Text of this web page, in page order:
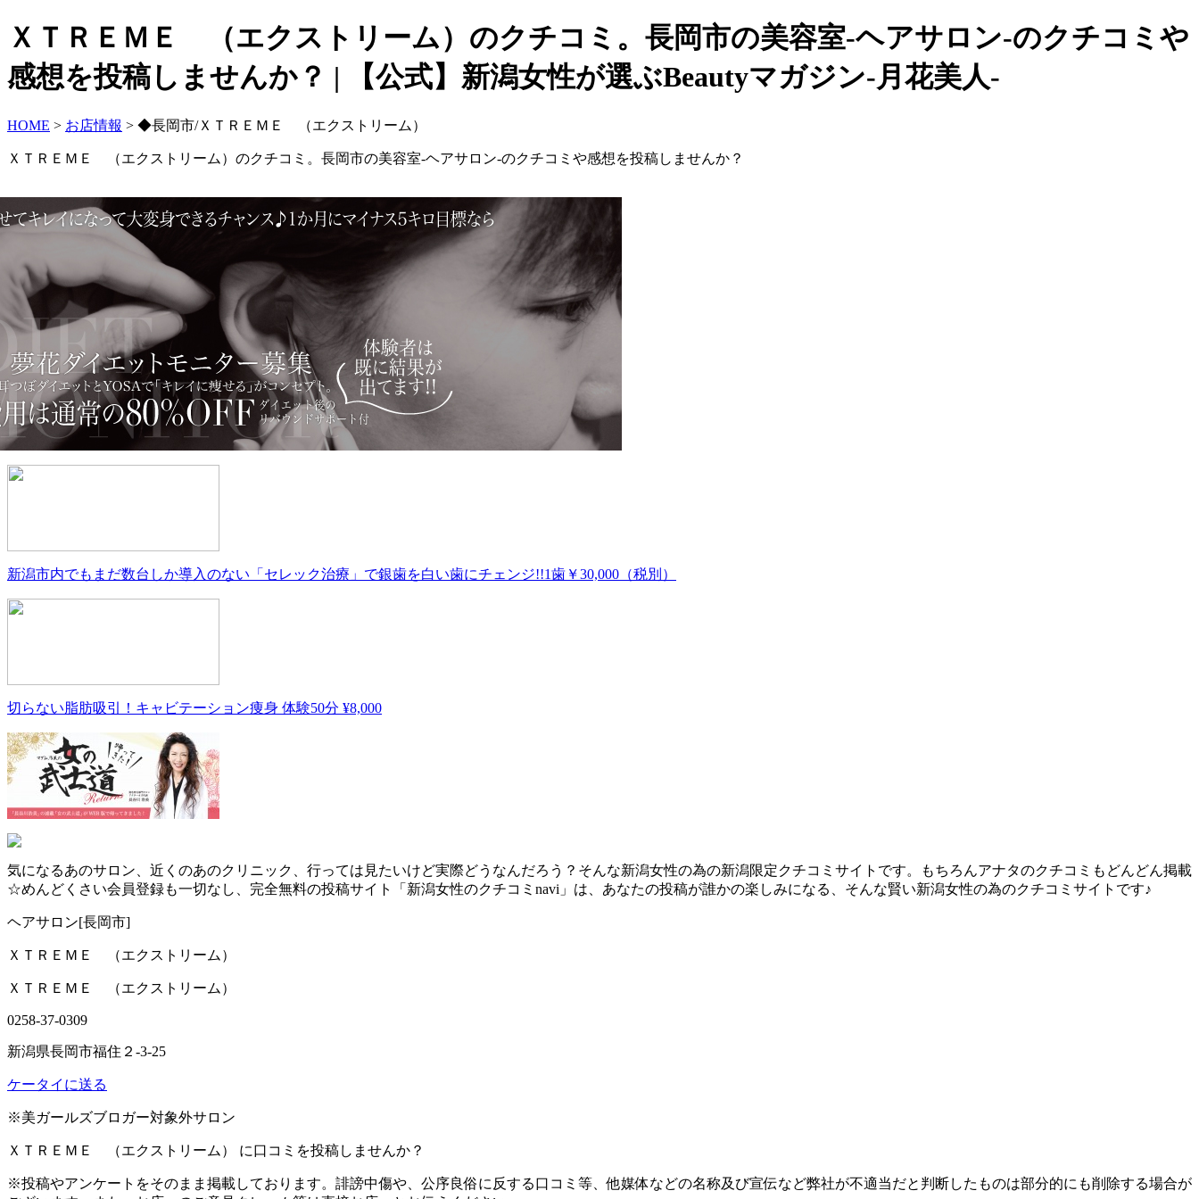
ＸＴＲＥＭＥ （エクストリーム）のクチコミ。長岡市の美容室-ヘアサロン-のクチコミや
感想を投稿しませんか？ | 【公式】新潟女性が選ぶBeautyマガジン-月花美人-
HOME > お店情報 > ◆長岡市/ＸＴＲＥＭＥ （エクストリーム）
ＸＴＲＥＭＥ （エクストリーム）のクチコミ。長岡市の美容室-ヘアサロン-のクチコミや感想を投稿しませんか？
アクアシステム実績…全国2位!! 矯正と同時にホワイトニングも!!「アクアシステム」￥100,000
温活」で心も身体も元気に!!ベビ♡待ちコース 80分通常¥4,800→初回¥3,800
新潟市内でもまだ数台しか導入のない「セレック治療」で銀歯を白い歯にチェンジ!!1歯￥30,000（税別）
切らない脂肪吸引！キャビテーション痩身 体験50分 ¥8,000
気になるあのサロン、近くのあのクリニック、行っては見たいけど実際どうなんだろう？そんな新潟女性の為の新潟限定クチコミサイトです。もちろんアナタのクチコミもどんどん掲載
☆めんどくさい会員登録も一切なし、完全無料の投稿サイト「新潟女性のクチコミnavi」は、あなたの投稿が誰かの楽しみになる、そんな賢い新潟女性の為のクチコミサイトです♪
ヘアサロン[長岡市]
ＸＴＲＥＭＥ （エクストリーム）
ＸＴＲＥＭＥ （エクストリーム）
0258-37-0309
新潟県長岡市福住２-3-25
ケータイに送る
※美ガールズブロガー対象外サロン
ＸＴＲＥＭＥ （エクストリーム） に口コミを投稿しませんか？
※投稿やアンケートをそのまま掲載しております。誹謗中傷や、公序良俗に反する口コミ等、他媒体などの名称及び宣伝など弊社が不適当だと判断したものは部分的にも削除する場合が